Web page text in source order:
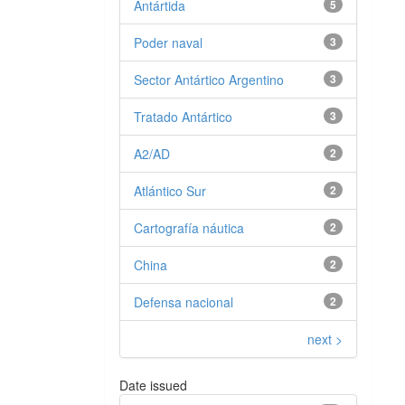
5
Antártida
3
Poder naval
3
Sector Antártico Argentino
3
Tratado Antártico
2
A2/AD
2
Atlántico Sur
2
Cartografía náutica
2
China
2
Defensa nacional
next >
Date issued